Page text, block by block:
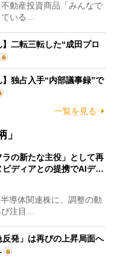
動産投資商品「みんなで
ている…
二転三転した“成田プロ
】独占入手“内部議事録”で
一覧を見る
の新たな主役」として再
ディアとの提携でAIデ…
導体関連株に、調整の動
び注目…
発」は再びの上昇局面へ